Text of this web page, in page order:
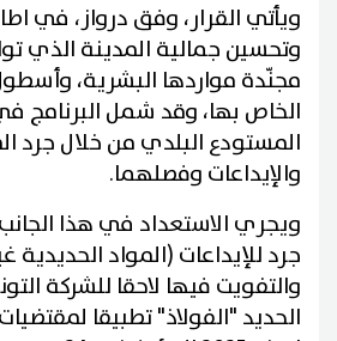
ويأتي القرار، وفق درواز، في
وتحسين جمالية المدينة الذي
مجنّدة مواردها البشرية،
الخاص بها، وقد شمل البرنامج في
المستودع البلدي من خلال جرد
والإيداعات وفصلهما.
ويجري الاستعداد في هذا
جرد للإيداعات (المواد الحديدية
والتفويت فيها لاحقا للشركة